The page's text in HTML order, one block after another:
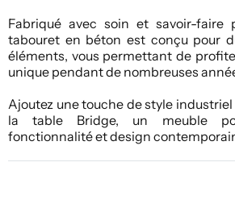
Fabriqué avec soin et savoir-faire
tabouret en béton est conçu pour
éléments, vous permettant de
unique pendant de nombreuses
Ajoutez une touche de style
la table Bridge, un meuble
fonctionnalité et design